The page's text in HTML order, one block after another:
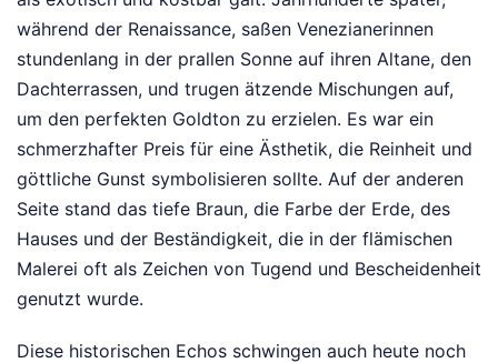
während der Renaissance, saßen Venezianerinnen
stundenlang in der prallen Sonne auf ihren Altane, den
Dachterrassen, und trugen ätzende Mischungen auf,
um den perfekten Goldton zu erzielen. Es war ein
schmerzhafter Preis für eine Ästhetik, die Reinheit und
göttliche Gunst symbolisieren sollte. Auf der anderen
Seite stand das tiefe Braun, die Farbe der Erde, des
Hauses und der Beständigkeit, die in der flämischen
Malerei oft als Zeichen von Tugend und Bescheidenheit
genutzt wurde.
Diese historischen Echos schwingen auch heute noch